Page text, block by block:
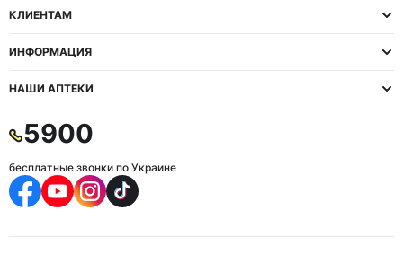
КЛИЕНТАМ
ИНФОРМАЦИЯ
НАШИ АПТЕКИ
5900
бесплатные звонки по Украине